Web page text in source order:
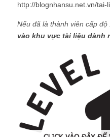
http://blognhansu.net.vn/tai-
Nếu đã là thành viên cấp độ
vào khu vực tài liệu dành